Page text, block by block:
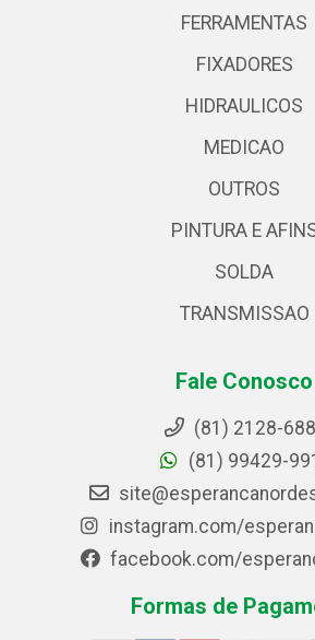
FERRAMENTAS
FIXADORES
HIDRAULICOS
MEDICAO
OUTROS
PINTURA E
SOLDA
TRANSMISSAO
Fale Conosco
(81) 2128-
(81) 99429-
instagram.com/
facebook.com/
Formas de